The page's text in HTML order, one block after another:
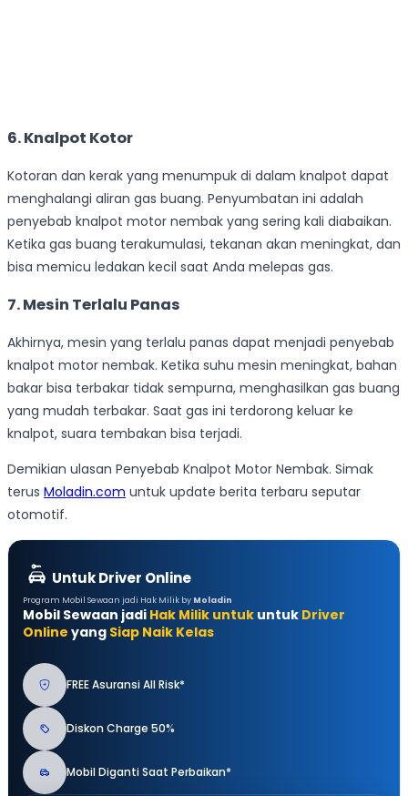
6. Knalpot Kotor
Kotoran dan kerak yang menumpuk di dalam knalpot dapat
menghalangi aliran gas buang. Penyumbatan ini adalah
penyebab knalpot motor nembak yang sering kali diabaikan.
Ketika gas buang terakumulasi, tekanan akan meningkat, dan
bisa memicu ledakan kecil saat Anda melepas gas.
7. Mesin Terlalu Panas
Akhirnya, mesin yang terlalu panas dapat menjadi penyebab
knalpot motor nembak. Ketika suhu mesin meningkat, bahan
bakar bisa terbakar tidak sempurna, menghasilkan gas buang
yang mudah terbakar. Saat gas ini terdorong keluar ke
knalpot, suara tembakan bisa terjadi.
Demikian ulasan Penyebab Knalpot Motor Nembak. Simak
terus Moladin.com untuk update berita terbaru seputar
otomotif.
Untuk Driver Online
Program Mobil Sewaan jadi Hak Milik by Moladin
Mobil Sewaan jadi Hak Milik untuk untuk Driver
Online yang Siap Naik Kelas
FREE Asuransi All Risk*
Diskon Charge 50%
Mobil Diganti Saat Perbaikan*